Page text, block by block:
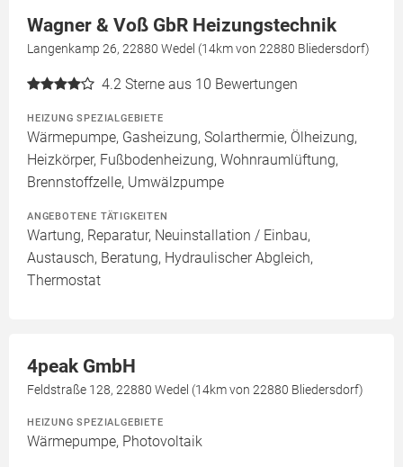
Wagner & Voß GbR Heizungstechnik
Langenkamp 26, 22880 Wedel (14km von 22880 Bliedersdorf)
4.2 Sterne aus 10 Bewertungen
HEIZUNG SPEZIALGEBIETE
Wärmepumpe, Gasheizung, Solarthermie, Ölheizung,
Heizkörper, Fußbodenheizung, Wohnraumlüftung,
Brennstoffzelle, Umwälzpumpe
ANGEBOTENE TÄTIGKEITEN
Wartung, Reparatur, Neuinstallation / Einbau,
Austausch, Beratung, Hydraulischer Abgleich,
Thermostat
4peak GmbH
Feldstraße 128, 22880 Wedel (14km von 22880 Bliedersdorf)
HEIZUNG SPEZIALGEBIETE
Wärmepumpe, Photovoltaik